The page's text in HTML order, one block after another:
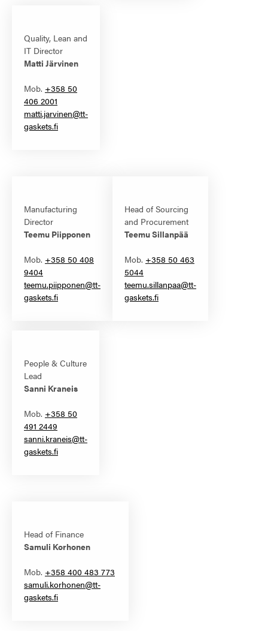
Quality, Lean and
IT Director
Matti Järvinen
Mob. +358 50
406 2001
matti.jarvinen@tt-
gaskets.fi
Manufacturing
Director
Teemu Piipponen
Mob. +358 50 408
9404
teemu.piipponen@tt-
gaskets.fi
Head of Sourcing
and Procurement
Teemu Sillanpää
Mob. +358 50 463
5044
teemu.sillanpaa@tt-
gaskets.fi
People & Culture
Lead
Sanni Kraneis
Mob. +358 50
491 2449
sanni.kraneis@tt-
gaskets.fi
Head of Finance
Samuli Korhonen
Mob. +358 400 483 773
samuli.korhonen@tt-
gaskets.fi